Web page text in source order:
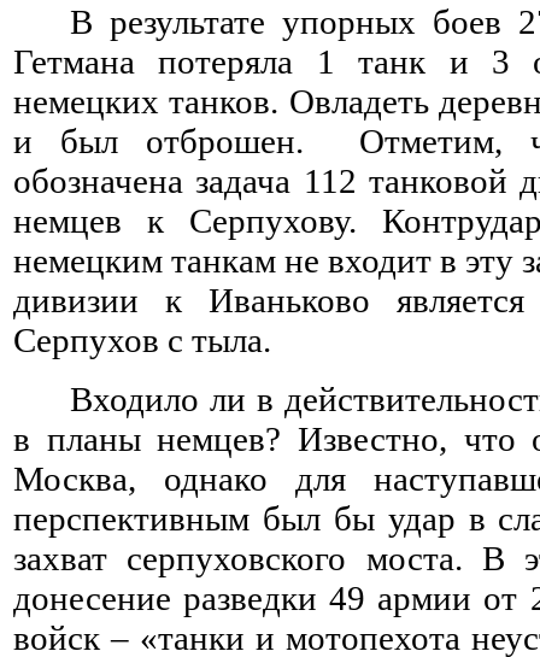
В результате упорных боев
Гетмана потеряла 1 танк и 3
немецких танков. Овладеть
и был отброшен. Отметим,
обозначена задача 112
немцев к Серпухову.
немецким танкам не входит в эту
дивизии к Иваньково
Серпухов с тыла.
Входило ли в
в планы немцев? Известно, что
Москва, однако для
перспективным был бы удар в
захват серпуховского моста. В
донесение разведки 49 армии
войск – «танки и мотопехота